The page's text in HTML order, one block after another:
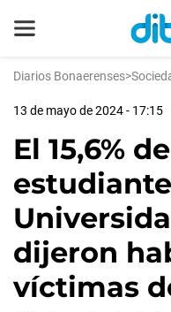
Diarios Bonaerenses>
13 de mayo de 2024 - 17:15
El 15,6%
dijeron
víctimas